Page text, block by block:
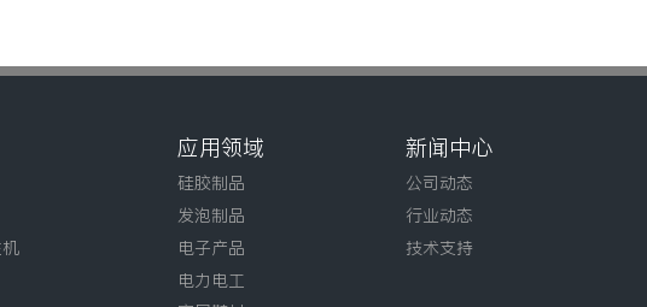
应用领域
硅胶制品
发泡制品
电子产品
电力电工
新闻中心
公司动态
行业动态
技术支持